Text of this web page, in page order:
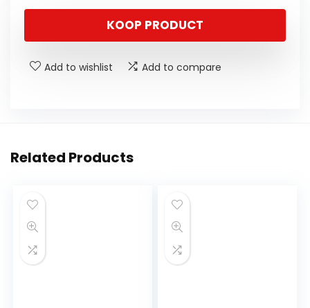
KOOP PRODUCT
Add to wishlist Add to compare
Related Products